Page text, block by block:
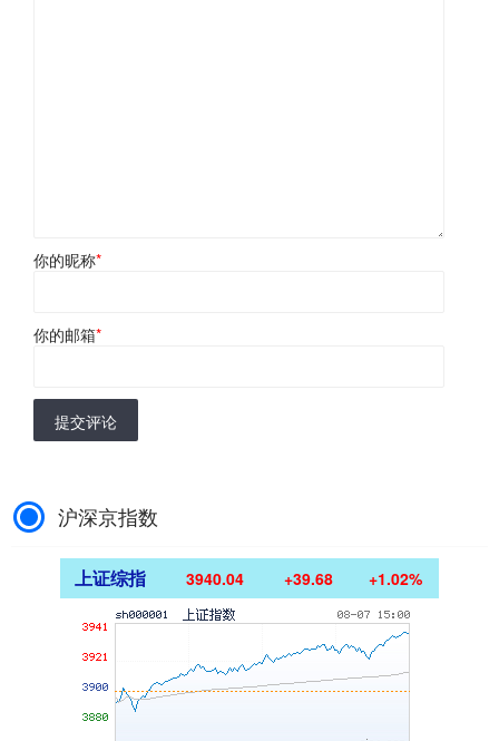
你的昵称*
你的邮箱*
提交评论
沪深京指数
上证综指 3940.04 +39.68 +1.02%